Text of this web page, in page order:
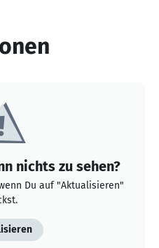
nichts zu sehen?
Du auf "Aktualisieren"